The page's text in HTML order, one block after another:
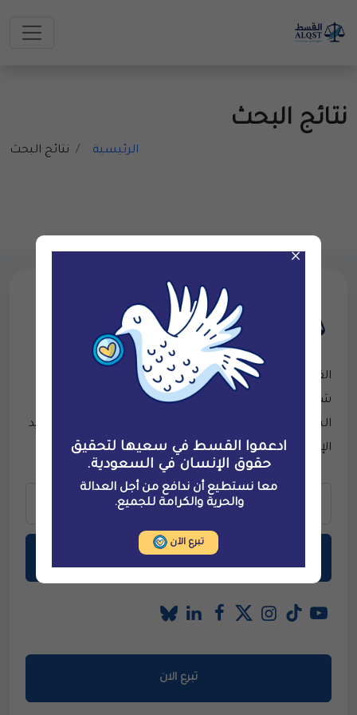
نتائج البحث
الرئيسية نتائج البحث
القسط لحقوق الإنسان، هي منظمة مستقلة ذات قاعدة
شعبية، تأسست عام 2014 بهدف تعزيز حقوق الإنسان في
السعودية وحمايتها.للاستفسارات، يُرجى التواصل عبر البريد
الإلكتروني: contact@alqst.org
اشترك في نشرتنا
تبرع الان
×
ادعموا القسط في سعيها لتحقيق
حقوق الإنسان في السعودية.
معا نستطيع أن ندافع من أجل العدالة
والحرية والكرامة للجميع.
تبرع الآن